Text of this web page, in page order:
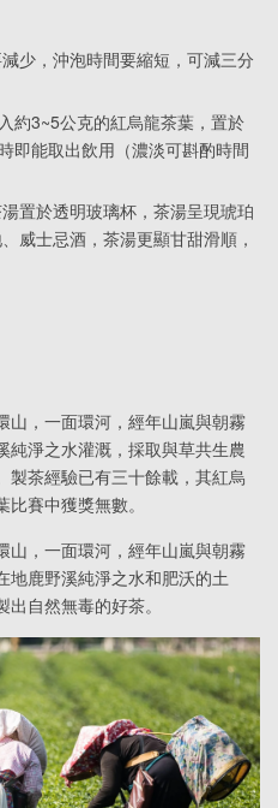
少，沖泡時間要縮短，可減三分
約3~5公克的紅烏龍茶葉，置於
即能取出飲用（濃淡可斟酌時間
置於透明玻璃杯，茶湯呈現琥珀
威士忌酒，茶湯更顯甘甜滑順，
山，一面環河，經年山嵐與朝霧
純淨之水灌溉，採取與草共生農
製茶經驗已有三十餘載，其紅烏
賽中獲獎無數。
山，一面環河，經年山嵐與朝霧
地鹿野溪純淨之水和肥沃的土
自然無毒的好茶。